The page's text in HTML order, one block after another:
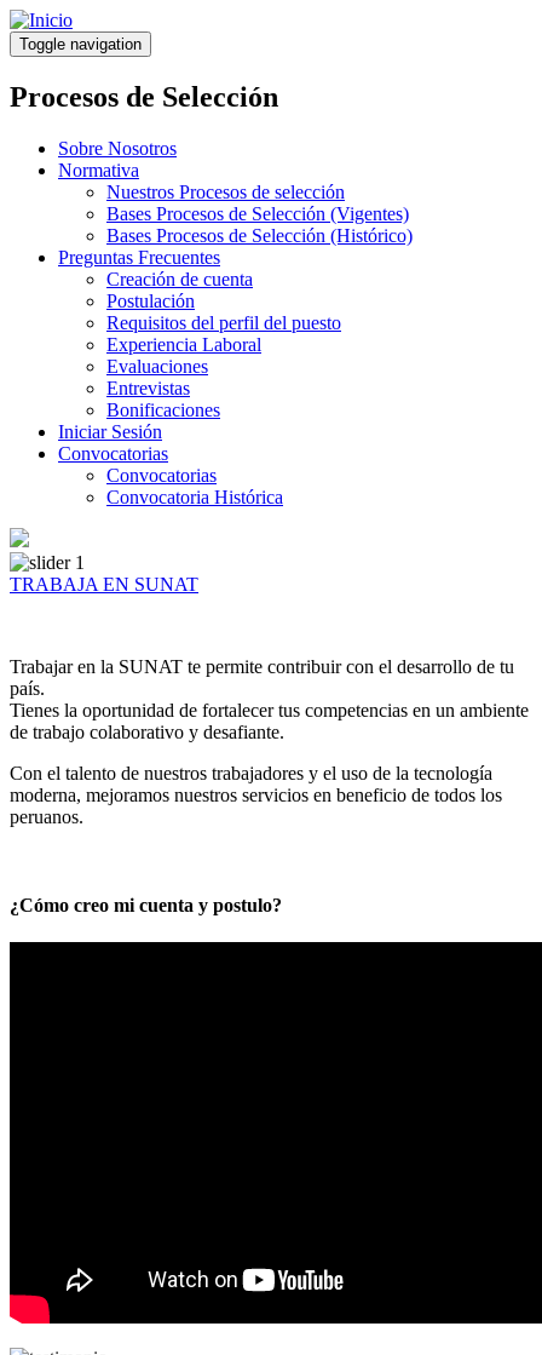
Pasar
al
contenido
principal
Toggle navigation
Procesos de Selección
Sobre Nosotros
Normativa
Nuestros Procesos de selección
Bases Procesos de Selección (Vigentes)
Bases Procesos de Selección (Histórico)
Preguntas Frecuentes
Creación de cuenta
Postulación
Requisitos del perfil del puesto
Experiencia Laboral
Evaluaciones
Entrevistas
Bonificaciones
Iniciar Sesión
Convocatorias
Convocatorias
Convocatoria Histórica
TRABAJA EN SUNAT
Trabajar en la SUNAT te permite contribuir con el desarrollo de tu
país.
Tienes la oportunidad de fortalecer tus competencias en un ambiente
de trabajo colaborativo y desafiante.
Con el talento de nuestros trabajadores y el uso de la tecnología
moderna, mejoramos nuestros servicios en beneficio de todos los
peruanos.
¿Cómo creo mi cuenta y postulo?